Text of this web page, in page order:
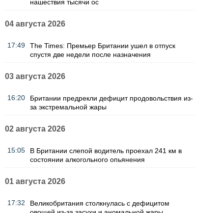
нашествия тысячи ос
04 августа 2026
17:49
The Times: Премьер Британии ушел в отпуск
спустя две недели после назначения
03 августа 2026
16:20
Британии предрекли дефицит продовольствия из-
за экстремальной жары
02 августа 2026
15:05
В Британии слепой водитель проехал 241 км в
состоянии алкогольного опьянения
01 августа 2026
17:32
Великобритания столкнулась с дефицитом